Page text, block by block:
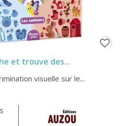
et trouve des...
visuelle sur le...
favorite_border